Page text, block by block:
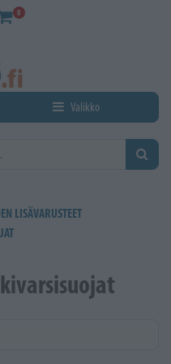
0
Valikko
LISÄVARUSTEET